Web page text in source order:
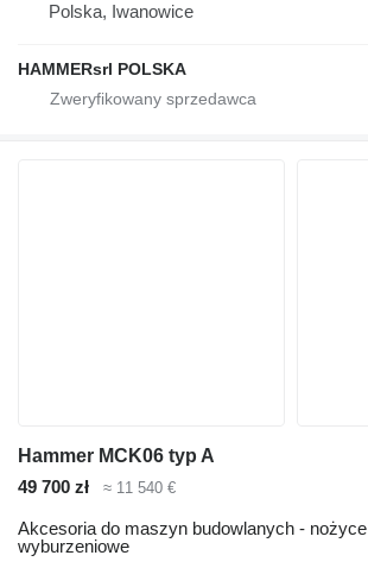
Polska, Iwanowice
HAMMERsrl POLSKA
Hammer MCK06 typ A
49 700 zł
≈ 11 540 €
Akcesoria do maszyn budowlanych - nożyce
wyburzeniowe